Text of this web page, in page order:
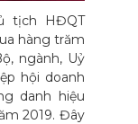
tịch HĐQT
hàng trăm
ngành, Uỷ
hội doanh
danh hiệu
2019. Đây